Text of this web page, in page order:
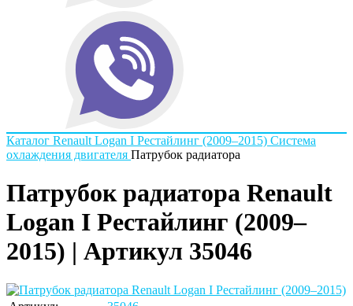
Каталог Renault Logan I Рестайлинг (2009–2015) Система
охлаждения двигателя Патрубок радиатора
Патрубок радиатора Renault
Logan I Рестайлинг (2009–
2015) | Артикул 35046